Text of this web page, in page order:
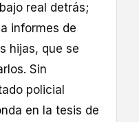
real detrás;
informes de
hijas, que se
Sin
policial
en la tesis de